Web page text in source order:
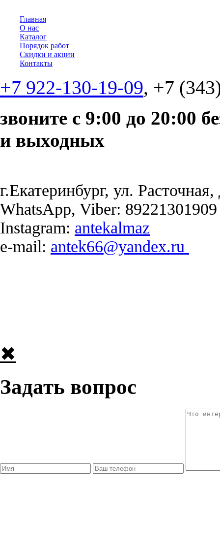
Главная
О нас
Каталог
Порядок работ
Скидки и акции
Контакты
+7 922-130-19-09, +7
звоните с 9:00 до 20:00
и выходных
г.Екатеринбург, ул.
WhatsApp, Viber: 89221301909
Instagram: antekalmaz
e-mail: antek66@yandex.ru
✖
Задать вопрос